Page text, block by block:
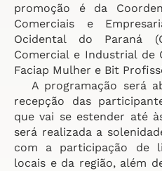
promoção é da
Comerciais e
Ocidental do Paraná
Comercial e Industrial de
Faciap Mulher e Bit
A programação será
recepção das
que vai se estender até
será realizada a
com a participação de
locais e da região, além